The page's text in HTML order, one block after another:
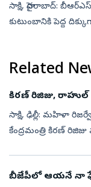
సాక్షి, హైదరాబాద్‌:
కుటుంబానికి పెద్ద
Related
కిరణ్‌ రిజిజు,
సాక్షి, ఢిల్లీ: మహిళా
కేంద్రమంత్రి కిరణ్‌
బీజేపీలో ఆయనే నా